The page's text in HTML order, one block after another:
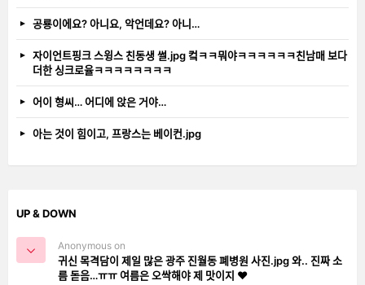
공룡이에요? 아니요, 악언데요? 아니…
자이언트핑크 스윙스 친동생 썰.jpg 컼ㅋㅋ뭐야ㅋㅋㅋㅋㅋㅋ친남매 보다
더한 싱크로율ㅋㅋㅋㅋㅋㅋㅋㅋ
어이 형씨… 어디에 앉은 거야…
아는 것이 힘이고, 프랑스는 베이컨.jpg
UP & DOWN
Anonymous on
귀신 목격담이 제일 많은 광주 진월동 폐병원 사진.jpg 와.. 진짜 소
름 돋음…ㅠㅠ 여름은 오싹해야 제 맛이지 ❤️